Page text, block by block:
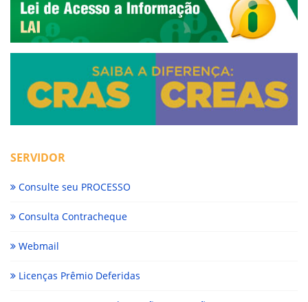
SERVIDOR
Consulte seu PROCESSO
Consulta Contracheque
Webmail
Licenças Prêmio Deferidas